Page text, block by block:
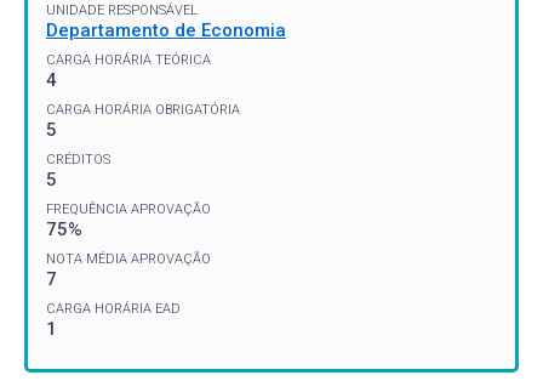
UNIDADE RESPONSÁVEL
Departamento de Economia
CARGA HORÁRIA TEÓRICA
4
CARGA HORÁRIA OBRIGATÓRIA
5
CRÉDITOS
5
FREQUÊNCIA APROVAÇÃO
75%
NOTA MÉDIA APROVAÇÃO
7
CARGA HORÁRIA EAD
1